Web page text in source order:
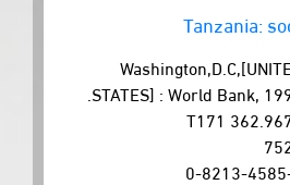
STATES] : World
0-